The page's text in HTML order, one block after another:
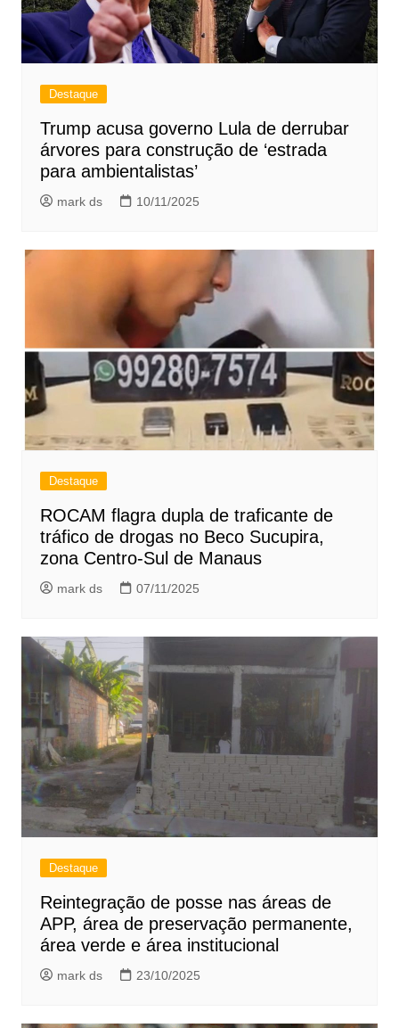
Destaque
Trump acusa governo Lula de derrubar
árvores para construção de ‘estrada
para ambientalistas’
mark ds 10/11/2025
Destaque
ROCAM flagra dupla de traficante de
tráfico de drogas no Beco Sucupira,
zona Centro-Sul de Manaus
mark ds 07/11/2025
Destaque
Reintegração de posse nas áreas de
APP, área de preservação permanente,
área verde e área institucional
mark ds 23/10/2025